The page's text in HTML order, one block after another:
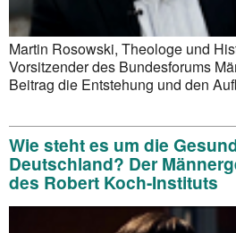
Martin Rosowski, Theologe und
Vorsitzender des Bundesforums
Beitrag die Entstehung und den
Wie steht es um die
Deutschland? Der
des Robert Koch-Instituts